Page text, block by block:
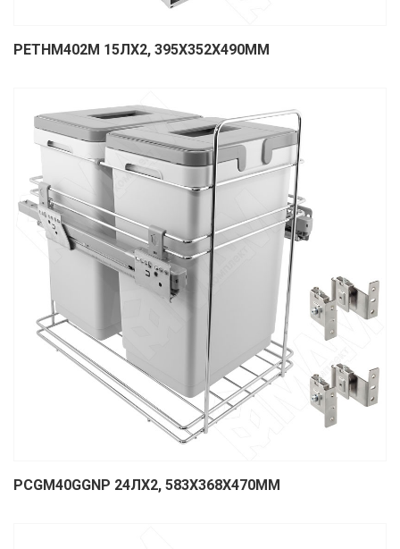
PETHM402M 15ЛХ2, 395Х352Х490ММ
PCGM40GGNP 24ЛХ2, 583Х368Х470ММ